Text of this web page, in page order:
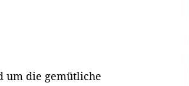
um die gemütliche